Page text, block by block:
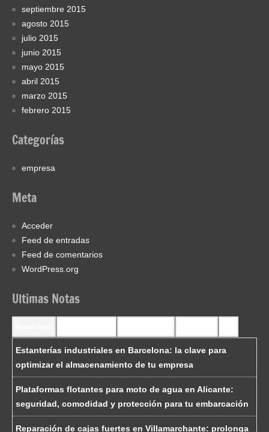
septiembre 2015
agosto 2015
julio 2015
junio 2015
mayo 2015
abril 2015
marzo 2015
febrero 2015
Categorías
empresa
Meta
Acceder
Feed de entradas
Feed de comentarios
WordPress.org
Ultimas Notas
Estanterías industriales en Barcelona: la clave para
optimizar el almacenamiento de tu empresa
Plataformas flotantes para moto de agua en Alicante:
seguridad, comodidad y protección para tu embarcación
Reparación de cajas fuertes en Villamarchante: prolonga